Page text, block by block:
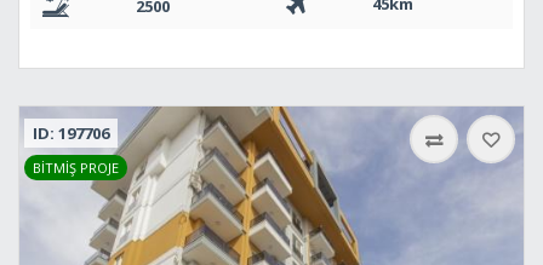
2500
ID: 197706
BİTMİŞ PROJE